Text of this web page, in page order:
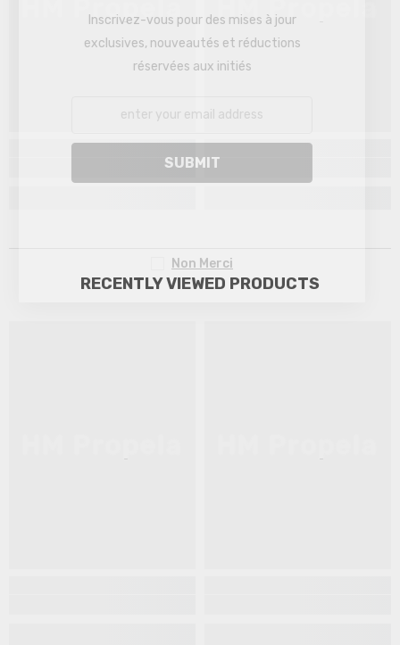
HM Propela HM Propela
RECENTLY VIEWED PRODUCTS
Inscrivez-vous pour des mises à jour
exclusives, nouveautés et réductions
réservées aux initiés
SUBMIT
Non Merci